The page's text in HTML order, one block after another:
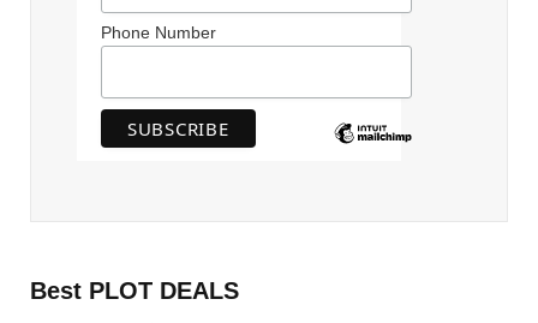
Phone Number
Best PLOT DEALS